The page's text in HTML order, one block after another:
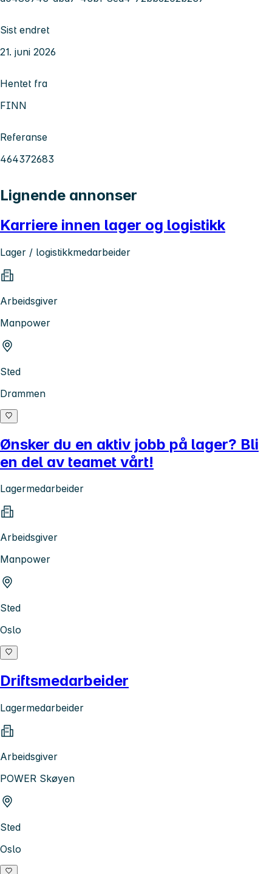
Sist endret
21. juni 2026
Hentet fra
FINN
Referanse
464372683
Lignende annonser
Karriere innen lager og logistikk
Lager / logistikkmedarbeider
Arbeidsgiver
Manpower
Sted
Drammen
Ønsker du en aktiv jobb på lager? Bli
en del av teamet vårt!
Lagermedarbeider
Arbeidsgiver
Manpower
Sted
Oslo
Driftsmedarbeider
Lagermedarbeider
Arbeidsgiver
POWER Skøyen
Sted
Oslo